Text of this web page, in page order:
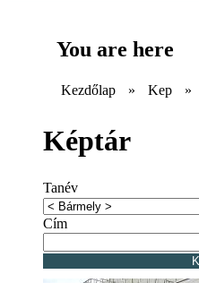
You are here
Kezdőlap » Kep »
Képtár
Tanév
Cím